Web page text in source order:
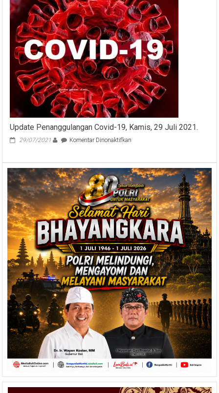
Pilkada
2024
(9
Kab/Kota
seBali)
Update Penanggulangan Covid-19, Kamis, 29 Juli 2021.
29/07/2021 Komentar Dinonaktifkan
19,
Kamis,
29
Juli
2021.